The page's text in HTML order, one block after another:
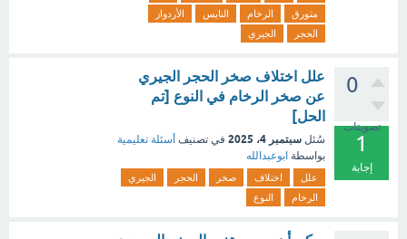
متورق
الرخام النايس
الأردواز
الحجر
الجيري
0
تصويتات
1
إجابة
علل اختلاف صخر الحجر الجيري
عن صخر الرخام في النوع [تم
الحل]
سُئل سبتمبر 4، 2025 في تصنيف أسئلة تعليمية
بواسطة ابوعبدالله
علل اختلاف صخر الحجر
الجيري
الرخام
النوع